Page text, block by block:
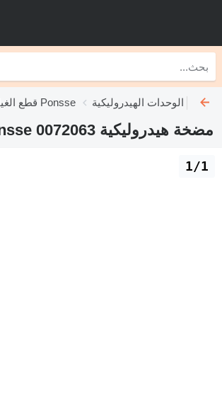
قطع الغيار Ponsse الوحدات الهيدروليكية Ponsse
مضخة هيدروليكية Ponsse 0072063
1/1